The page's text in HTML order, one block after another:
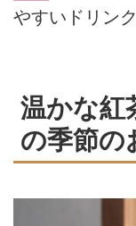
やすいドリン
温かな紅
の季節の